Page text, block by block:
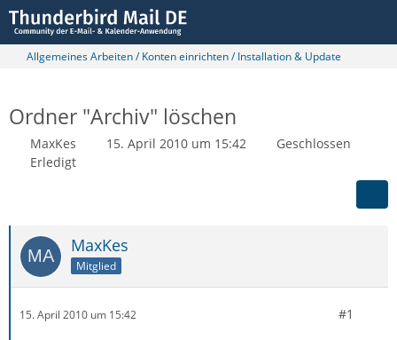
Allgemeines Arbeiten / Konten einrichten / Installation & Update
Ordner "Archiv" löschen
MaxKes 15. April 2010 um 15:42
Geschlossen
Erledigt
MaxKes
Mitglied
15. April 2010 um 15:42 #1